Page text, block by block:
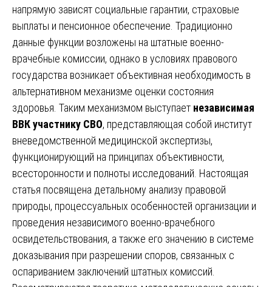
напрямую зависят социальные гарантии, страховые
выплаты и пенсионное обеспечение. Традиционно
данные функции возложены на штатные военно-
врачебные комиссии, однако в условиях правового
государства возникает объективная необходимость в
альтернативном механизме оценки состояния
здоровья. Таким механизмом выступает независимая
ВВК участнику СВО, представляющая собой институт
вневедомственной медицинской экспертизы,
функционирующий на принципах объективности,
всесторонности и полноты исследований. Настоящая
статья посвящена детальному анализу правовой
природы, процессуальных особенностей организации и
проведения независимого военно-врачебного
освидетельствования, а также его значению в системе
доказывания при разрешении споров, связанных с
оспариванием заключений штатных комиссий.